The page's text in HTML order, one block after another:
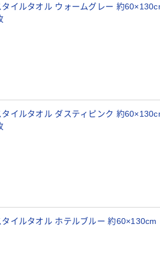
イルタオル ウォームグレー 約
イルタオル ダスティピンク 約
イルタオル ホテルブルー 約60×130cm